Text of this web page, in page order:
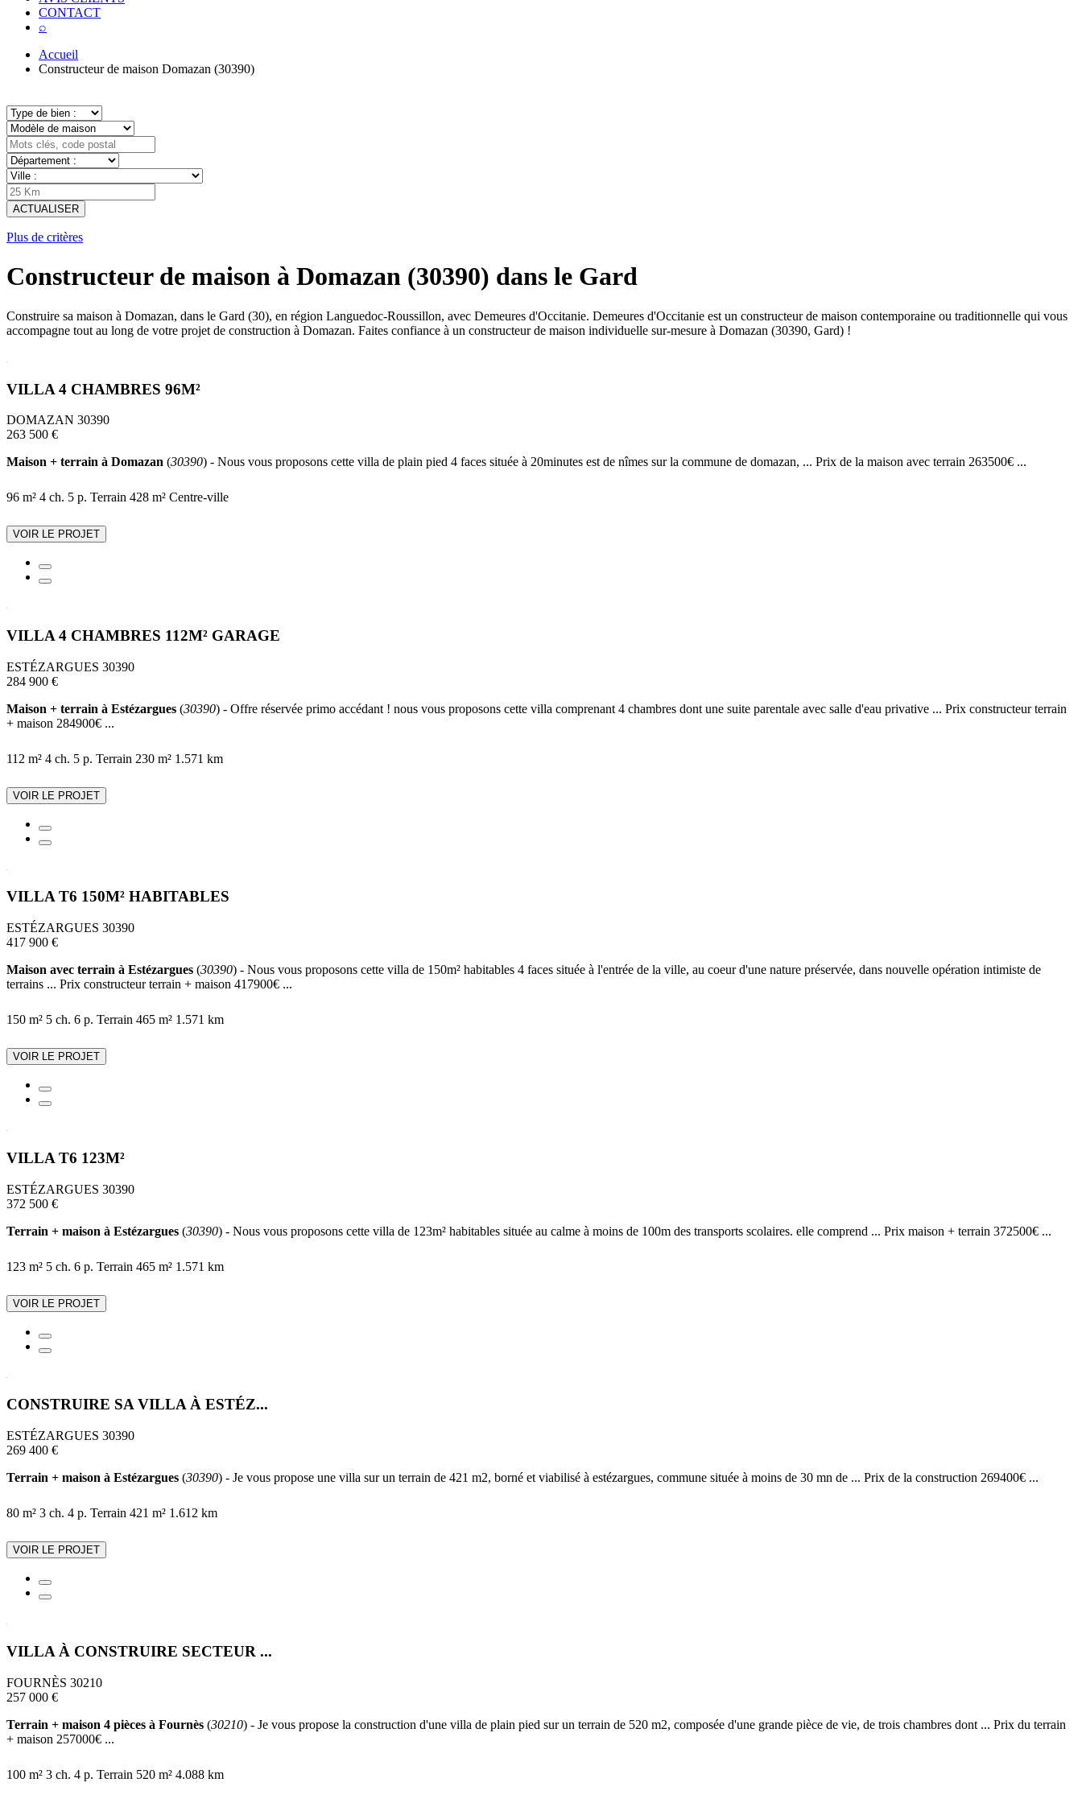
CONTACT
⌕
Accueil
Constructeur de maison Domazan (30390)
ACTUALISER
Plus de critères
Constructeur de maison à Domazan (30390) dans le Gard
Construire sa maison à Domazan, dans le Gard (30), en région Languedoc-Roussillon, avec Demeures d'Occitanie. Demeures d'Occitanie est un constructeur de maison contemporaine ou traditionnelle qui vous
accompagne tout au long de votre projet de construction à Domazan. Faites confiance à un constructeur de maison individuelle sur-mesure à Domazan (30390, Gard) !
VILLA 4 CHAMBRES 96M²
DOMAZAN 30390
263 500 €
Maison + terrain à Domazan (30390) - Nous vous proposons cette villa de plain pied 4 faces située à 20minutes est de nîmes sur la commune de domazan, ... Prix de la maison avec terrain 263500€ ...
96 m² 4 ch. 5 p. Terrain 428 m² Centre-ville
VOIR LE PROJET
VILLA 4 CHAMBRES 112M² GARAGE
ESTÉZARGUES 30390
284 900 €
Maison + terrain à Estézargues (30390) - Offre réservée primo accédant ! nous vous proposons cette villa comprenant 4 chambres dont une suite parentale avec salle d'eau privative ... Prix constructeur terrain
+ maison 284900€ ...
112 m² 4 ch. 5 p. Terrain 230 m² 1.571 km
VOIR LE PROJET
VILLA T6 150M² HABITABLES
ESTÉZARGUES 30390
417 900 €
Maison avec terrain à Estézargues (30390) - Nous vous proposons cette villa de 150m² habitables 4 faces située à l'entrée de la ville, au coeur d'une nature préservée, dans nouvelle opération intimiste de
terrains ... Prix constructeur terrain + maison 417900€ ...
150 m² 5 ch. 6 p. Terrain 465 m² 1.571 km
VOIR LE PROJET
VILLA T6 123M²
ESTÉZARGUES 30390
372 500 €
Terrain + maison à Estézargues (30390) - Nous vous proposons cette villa de 123m² habitables située au calme à moins de 100m des transports scolaires. elle comprend ... Prix maison + terrain 372500€ ...
123 m² 5 ch. 6 p. Terrain 465 m² 1.571 km
VOIR LE PROJET
CONSTRUIRE SA VILLA À ESTÉZ...
ESTÉZARGUES 30390
269 400 €
Terrain + maison à Estézargues (30390) - Je vous propose une villa sur un terrain de 421 m2, borné et viabilisé à estézargues, commune située à moins de 30 mn de ... Prix de la construction 269400€ ...
80 m² 3 ch. 4 p. Terrain 421 m² 1.612 km
VOIR LE PROJET
VILLA À CONSTRUIRE SECTEUR ...
FOURNÈS 30210
257 000 €
Terrain + maison 4 pièces à Fournès (30210) - Je vous propose la construction d'une villa de plain pied sur un terrain de 520 m2, composée d'une grande pièce de vie, de trois chambres dont ... Prix du terrain
+ maison 257000€ ...
100 m² 3 ch. 4 p. Terrain 520 m² 4.088 km